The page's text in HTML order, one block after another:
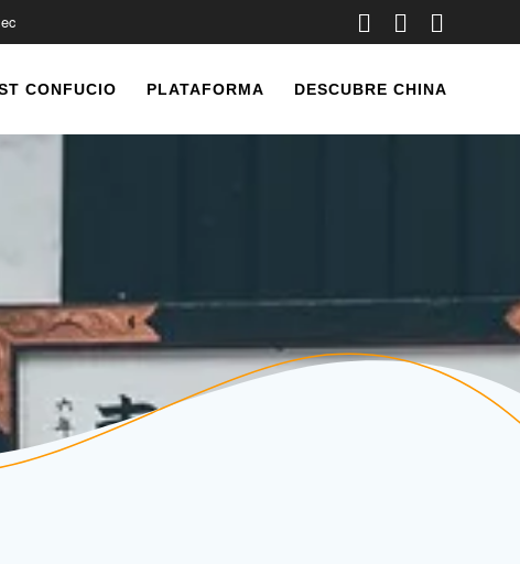
CONFUCIO PLATAFORMA DESCUBRE CHINA